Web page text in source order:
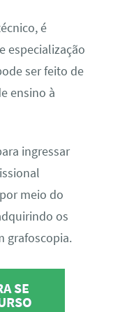
é
especialização
ser feito de
ensino à
ingressar
meio do
os
grafoscopia.
SE